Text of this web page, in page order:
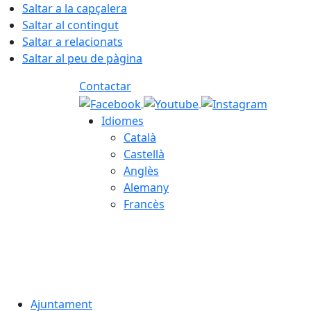
Saltar a la capçalera
Saltar al contingut
Saltar a relacionats
Saltar al peu de pàgina
Contactar
Idiomes
Català
Castellà
Anglès
Alemany
Francès
Ajuntament